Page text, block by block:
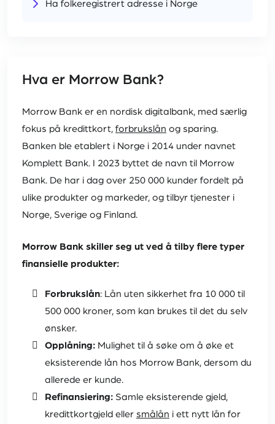
Ha folkeregistrert adresse i Norge
Hva er Morrow Bank?
Morrow Bank er en nordisk digitalbank, med særlig
fokus på kredittkort,forbrukslån og sparing.
Banken ble etablert i Norge i 2014 under navnet
Komplett Bank. I 2023 byttet de navn til Morrow
Bank. De har i dag over 250 000 kunder fordelt på
ulike produkter og markeder, og tilbyr tjenester i
Norge, Sverige og Finland.
Morrow Bank skiller seg ut ved å tilby flere typer
finansielle produkter:
Forbrukslån: Lån uten sikkerhet fra 10 000 til
500 000 kroner, som kan brukes til det du selv
ønsker.
Opplåning:Mulighet til å søke om å øke et
eksisterende lån hos Morrow Bank, dersom du
allerede er kunde.
Refinansiering:Samle eksisterende gjeld,
kredittkortgjeld eller smålån i ett nytt lån for